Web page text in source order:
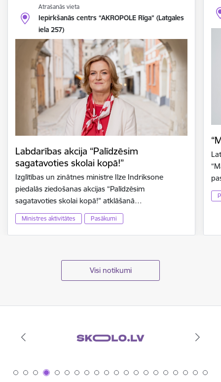
Atrašanās vieta
Iepirkšanās centrs “AKROPOLE Rīga” (Latgales
iela 257)
Labdarības akcija “Palīdzēsim
sagatavoties skolai kopā!”
Izglītības un zinātnes ministre Ilze Indriksone
piedalās ziedošanas akcijas “Palīdzēsim
sagatavoties skolai kopā!” atklāšanā…
Ministres aktivitātes Pasākumi
Visi notikumi